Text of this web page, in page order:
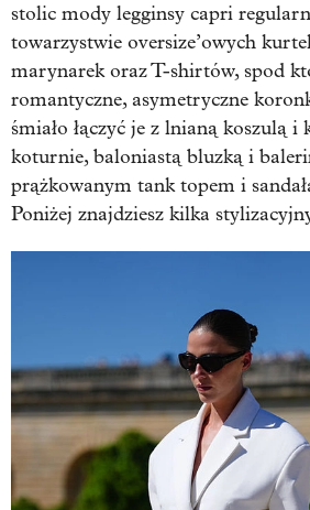
stolic mody legginsy capri
towarzystwie oversize’owych
marynarek oraz T-shirtów, spod
romantyczne, asymetryczne
śmiało łączyć je z lnianą koszulą i
koturnie, baloniastą bluzką i
prążkowanym tank topem i
Poniżej znajdziesz kilka